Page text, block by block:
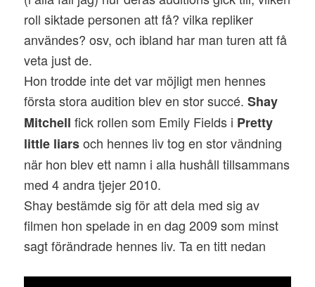
roll siktade personen att få? vilka repliker
användes? osv, och ibland har man turen att få
veta just de.
Hon trodde inte det var möjligt men hennes
första stora audition blev en stor succé.Shay
Mitchell fick rollen som Emily Fields i Pretty
little liarsoch hennes liv tog en stor vändning
när hon blev ett namn i alla hushåll tillsammans
med 4 andra tjejer 2010.
Shay bestämde sig för att dela med sig av
filmen hon spelade in en dag 2009 som minst
sagt förändrade hennes liv. Ta en titt nedan